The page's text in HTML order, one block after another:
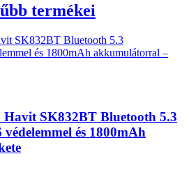
termékei
Havit SK832BT Bluetooth 5.3
és 1800mAh